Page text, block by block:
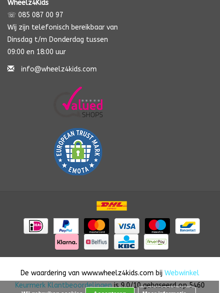
Wheelz4Kids
☏ 085 087 00 97
Wij zijn telefonisch bereikbaar van
Dinsdag t/m Donderdag tussen
09:00 en 18:00 uur
info@wheelz4kids.com
De waardering van www.wheelz4kids.com bij Webwinkel
Keurmerk Klantbeoordelingenis9.0/10 gebaseerd op5460